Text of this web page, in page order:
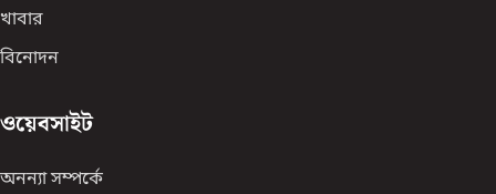
খাবার
বিনোদন
ওয়েবসাইট
অনন্যা সম্পর্কে